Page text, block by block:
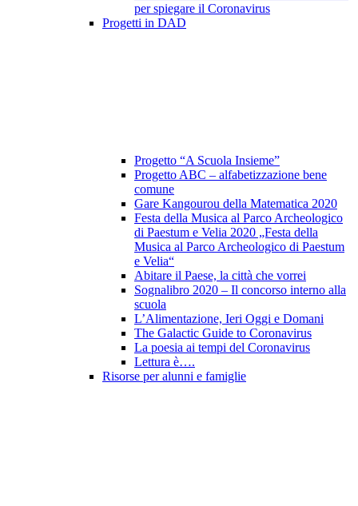
per spiegare il Coronavirus
Progetti in DAD
Progetto “A Scuola Insieme”
Progetto ABC – alfabetizzazione bene
comune
Gare Kangourou della Matematica 2020
Festa della Musica al Parco Archeologico
di Paestum e Velia 2020 „Festa della
Musica al Parco Archeologico di Paestum
e Velia“
Abitare il Paese, la città che vorrei
Sognalibro 2020 – Il concorso interno alla
scuola
L’Alimentazione, Ieri Oggi e Domani
The Galactic Guide to Coronavirus
La poesia ai tempi del Coronavirus
Lettura è….
Risorse per alunni e famiglie